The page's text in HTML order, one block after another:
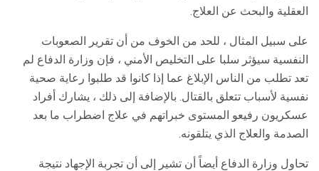
العقلية والبحث عن العلاج.
على سبيل المثال ، للحد من الخوف من أن تقرير الصعوبات
النفسية سيؤثر سلبا على التخليص الأمني ​​، فإن وزارة الدفاع لم
تعد تطلب من الناس الإبلاغ عما إذا كانوا قد طلبوا رعاية صحية
نفسية لأسباب تتعلق بالقتال. بالإضافة إلى ذلك ، يشارك أفراد
عسكريون رفيعو المستوى خبراتهم في علاج اضطراب ما بعد
الصدمة والعلاج الذي يتلقونه.
تحاول وزارة الدفاع أيضاً أن تشير إلى أن تجربة الإجهاد نتيجة